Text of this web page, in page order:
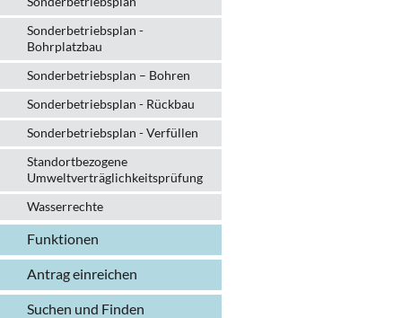
Sonderbetriebsplan -
Bohrplatzbau
Sonderbetriebsplan – Bohren
Sonderbetriebsplan - Rückbau
Sonderbetriebsplan - Verfüllen
Standortbezogene
Umweltverträglichkeitsprüfung
Wasserrechte
Funktionen
Antrag einreichen
Suchen und Finden